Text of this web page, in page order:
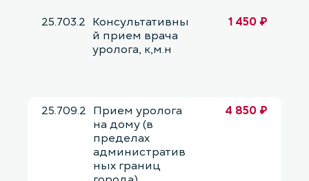
25.703.2 Консультативны
й прием врача
уролога, к,м.н
1 450 ₽
25.709.2 Прием уролога
на дому (в
пределах
административ
ных границ
4 850 ₽